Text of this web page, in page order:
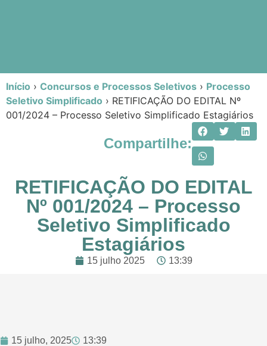
Início › Concursos e Processos Seletivos › Processo
Seletivo Simplificado › RETIFICAÇÃO DO EDITAL Nº
001/2024 – Processo Seletivo Simplificado Estagiários
Compartilhe:
RETIFICAÇÃO DO EDITAL
Nº 001/2024 – Processo
Seletivo Simplificado
Estagiários
15 julho 2025 13:39
15 julho, 2025 13:39